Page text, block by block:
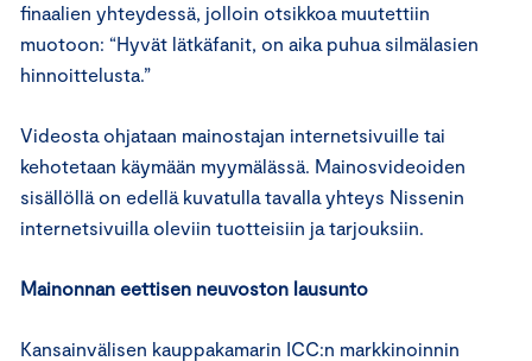
finaalien yhteydessä, jolloin otsikkoa muutettiin
muotoon: “Hyvät lätkäfanit, on aika puhua silmälasien
hinnoittelusta.”
Videosta ohjataan mainostajan internetsivuille tai
kehotetaan käymään myymälässä. Mainosvideoiden
sisällöllä on edellä kuvatulla tavalla yhteys Nissenin
internetsivuilla oleviin tuotteisiin ja tarjouksiin.
Mainonnan eettisen neuvoston lausunto
Kansainvälisen kauppakamarin ICC:n markkinoinnin